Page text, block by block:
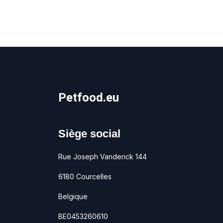
Petfood.eu
Siège social
Rue Joseph Vanderick 144
6180 Courcelles
Belgique
BE0453260610